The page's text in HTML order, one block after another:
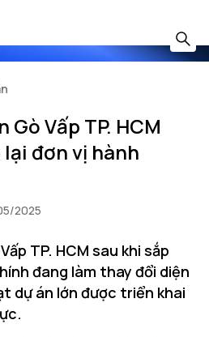
Vấp TP. HCM
đơn vị hành
2025
TP. HCM sau khi sắp
đang làm thay đổi diện
dự án lớn được triển khai